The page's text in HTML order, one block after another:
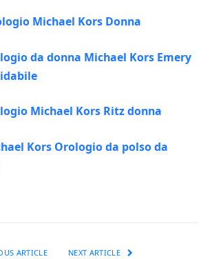
Michael Kors Donna
da donna Michael Kors Emery
Michael Kors Ritz donna
Kors Orologio da polso da
ARTICLE NEXT ARTICLE